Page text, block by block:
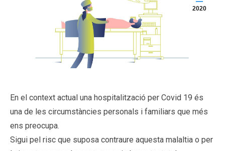
2020
En el context actual una hospitalització per Covid 19 és
una de les circumstàncies personals i familiars que més
ens preocupa.
Sigui pel risc que suposa contraure aquesta malaltia o per